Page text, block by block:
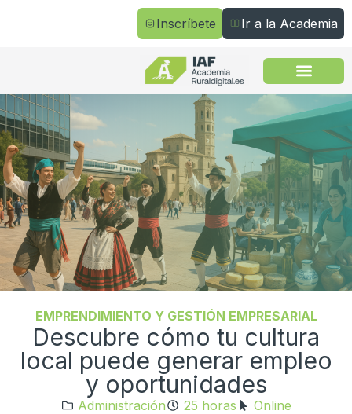
Inscríbete Ir a la Academia
EMPRENDIMIENTO Y GESTIÓN EMPRESARIAL
Descubre cómo tu cultura
local puede generar empleo
y oportunidades
Administración 25 horas
Online